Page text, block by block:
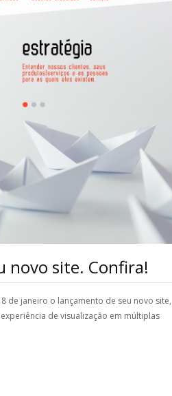
novo site. Confira!
de janeiro o lançamento de seu novo site,
de visualização em múltiplas